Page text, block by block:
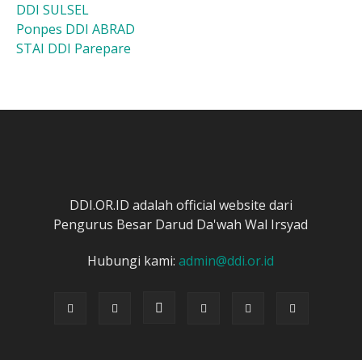
DDI SULSEL
Ponpes DDI ABRAD
STAI DDI Parepare
DDI.OR.ID adalah official website dari
Pengurus Besar Darud Da'wah Wal Irsyad
Hubungi kami:admin@ddi.or.id